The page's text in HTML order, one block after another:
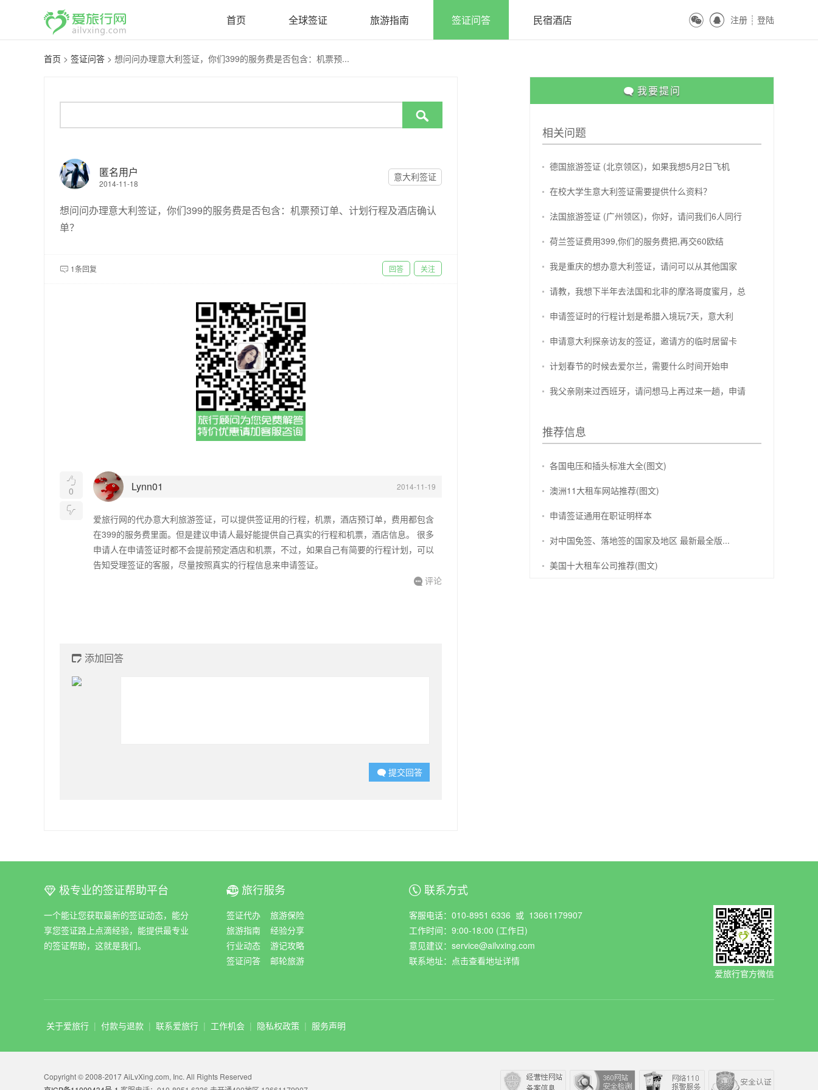
首页 全球签证 旅游指南 签证问答 民宿酒店 ꀔ ꀓ 注册 ꀒ 登陆
首页 > 签证问答 > 想问问办理意大利签证，你们399的服务费是否包含：机票预...

匿名用户
2014-11-18
意大利签证
想问问办理意大利签证，你们399的服务费是否包含：机票预订单、计划行程及酒店确认
单？
 1条回复 关注
回答

0

2014-11-19
Lynn01
爱旅行网的代办意大利旅游签证，可以提供签证用的行程，机票，酒店预订单，费用都包含
在399的服务费里面。但是建议申请人最好能提供自己真实的行程和机票，酒店信息。 很多
申请人在申请签证时都不会提前预定酒店和机票，不过，如果自己有简要的行程计划，可以
告知受理签证的客服，尽量按照真实的行程信息来申请签证。
 评论
 添加回答
 提交回答
 我要提问
相关问题
德国旅游签证 (北京领区)，如果我想5月2日飞机
在校大学生意大利签证需要提供什么资料？
法国旅游签证 (广州领区)，你好，请问我们6人同行
荷兰签证费用399,你们的服务费把,再交60欧结
我是重庆的想办意大利签证，请问可以从其他国家
请教，我想下半年去法国和北非的摩洛哥度蜜月，总
申请签证时的行程计划是希腊入境玩7天，意大利
申请意大利探亲访友的签证，邀请方的临时居留卡
计划春节的时候去爱尔兰，需要什么时间开始申
我父亲刚来过西班牙，请问想马上再过来一趟，申请
推荐信息
各国电压和插头标准大全(图文)
澳洲11大租车网站推荐(图文)
申请签证通用在职证明样本
对中国免签、落地签的国家及地区 最新最全版...
美国十大租车公司推荐(图文)
ꀆ 极专业的签证帮助平台
一个能让您获取最新的签证动态，能分
享您签证路上点滴经验，能提供最专业
的签证帮助，这就是我们。
ꀇ 旅行服务
签证代办
旅游保险
旅游指南
经验分享
行业动态
游记攻略
签证问答
邮轮旅游
ꀈ 联系方式
客服电话：010-8951 6336 或 13661179907
工作时间：9:00-18:00 (工作日)
意见建议：service@ailvxing.com
联系地址： 点击查看地址详情
爱旅行官方微信
关于爱旅行 | 付款与退款 | 联系爱旅行 | 工作机会 | 隐私权政策 | 服务声明
Copyright © 2008-2017 AiLvXing.com, Inc. All Rights Reserved